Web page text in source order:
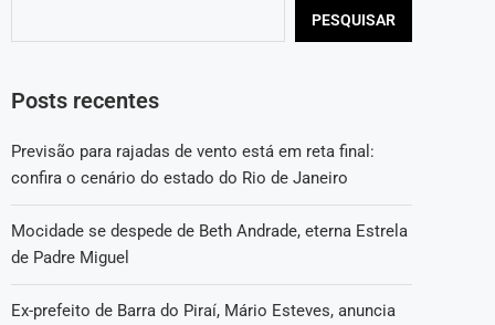
PESQUISAR
Posts recentes
Previsão para rajadas de vento está em reta final:
confira o cenário do estado do Rio de Janeiro
Mocidade se despede de Beth Andrade, eterna Estrela
de Padre Miguel
Ex-prefeito de Barra do Piraí, Mário Esteves, anuncia